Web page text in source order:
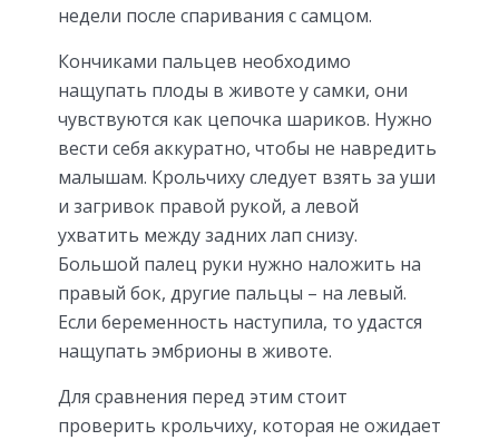
недели после спаривания с самцом.
Кончиками пальцев необходимо
нащупать плоды в животе у самки, они
чувствуются как цепочка шариков. Нужно
вести себя аккуратно, чтобы не навредить
малышам. Крольчиху следует взять за уши
и загривок правой рукой, а левой
ухватить между задних лап снизу.
Большой палец руки нужно наложить на
правый бок, другие пальцы – на левый.
Если беременность наступила, то удастся
нащупать эмбрионы в животе.
Для сравнения перед этим стоит
проверить крольчиху, которая не ожидает